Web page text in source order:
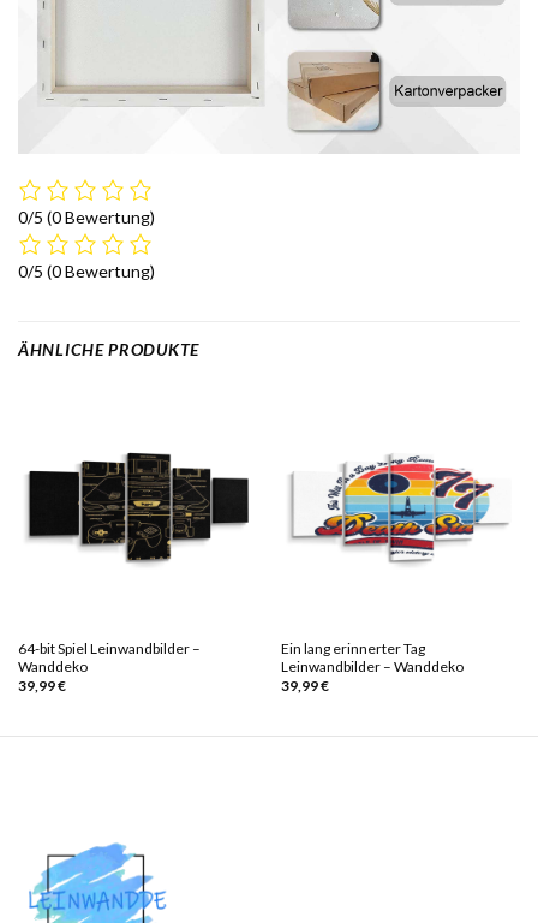
0/5 (0 Bewertung)
0/5 (0 Bewertung)
ÄHNLICHE PRODUKTE
64-bit Spiel Leinwandbilder –
Wanddeko
39,99€
Ein lang erinnerter Tag
Leinwandbilder – Wanddeko
39,99€